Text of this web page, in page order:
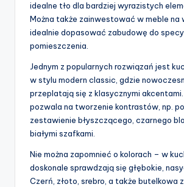
idealne tło dla bardziej wyrazistych
Można także zainwestować w meble na
idealnie dopasować zabudowę do
pomieszczenia.
Jednym z popularnych rozwiązań jest
w stylu modern classic, gdzie
przeplatają się z klasycznymi akcentami.
pozwala na tworzenie kontrastów, np.
zestawienie błyszczącego, czarnego
białymi szafkami.
Nie można zapomnieć o kolorach – w
doskonale sprawdzają się głębokie,
Czerń, złoto, srebro, a także butelkowa